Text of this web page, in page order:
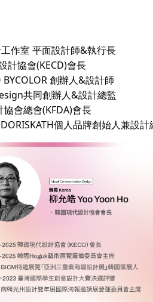
作室 平面設計師&執行長
計協會(KECD)會長
創辦人&設計師
共同創辦人&設計總監
會總會(KFDA)會長
個人品牌創始人兼設計